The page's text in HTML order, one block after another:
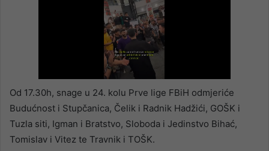
Od 17.30h, snage u 24. kolu Prve lige FBiH odmjeriće
Budućnost i Stupčanica, Čelik i Radnik Hadžići, GOŠK i
Tuzla siti, Igman i Bratstvo, Sloboda i Jedinstvo Bihać,
Tomislav i Vitez te Travnik i TOŠK.